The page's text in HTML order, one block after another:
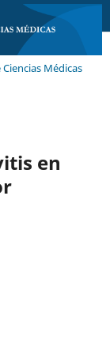
Médicas
en